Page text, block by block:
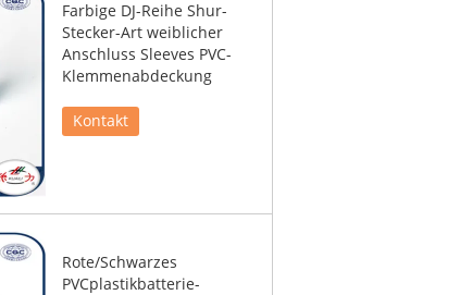
Farbige DJ-Reihe Shur-
Stecker-Art weiblicher
Anschluss Sleeves PVC-
Klemmenabdeckung
Kontakt
Rote/Schwarzes
PVCplastikbatterie-